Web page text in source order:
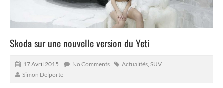
Skoda sur une nouvelle version du Yeti
17 Avril 2015 No Comments Actualités SUV
Simon Delporte